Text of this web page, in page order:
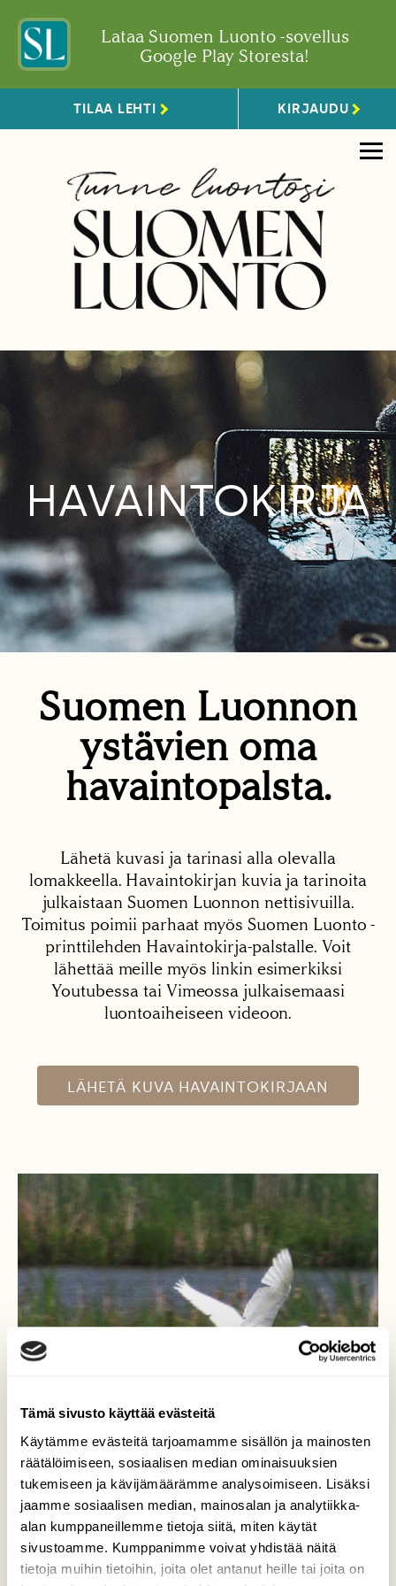
Tämä sivusto käyttää evästeitä
Käytämme evästeitä tarjoamamme sisällön ja mainosten
räätälöimiseen, sosiaalisen median ominaisuuksien
tukemiseen ja kävijämäärämme analysoimiseen. Lisäksi
jaamme sosiaalisen median, mainosalan ja analytiikka-
alan kumppaneillemme tietoja siitä, miten käytät
sivustoamme. Kumppanimme voivat yhdistää näitä
tietoja muihin tietoihin, joita olet antanut heille tai joita on
Lataa Suomen Luonto -sovellus
Google Play Storesta!
TILAA LEHTI KIRJAUDU
HAVAINTOKIRJA
Suomen Luonnon
ystävien oma
havaintopalsta.
Lähetä kuvasi ja tarinasi alla olevalla
lomakkeella. Havaintokirjan kuvia ja tarinoita
julkaistaan Suomen Luonnon nettisivuilla.
Toimitus poimii parhaat myös Suomen Luonto -
printtilehden Havaintokirja-palstalle. Voit
lähettää meille myös linkin esimerkiksi
Youtubessa tai Vimeossa julkaisemaasi
luontoaiheiseen videoon.
LÄHETÄ KUVA HAVAINTOKIRJAAN
Jalohaikara Siikalahdella